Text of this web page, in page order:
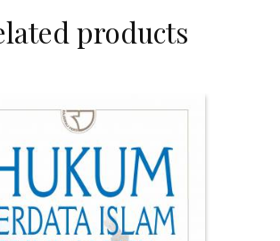
products